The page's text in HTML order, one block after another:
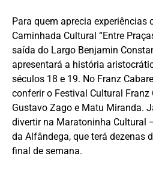
Para quem aprecia experiências
Caminhada Cultural “Entre
saída do Largo Benjamin
apresentará a história
séculos 18 e 19. No Franz
conferir o Festival Cultural Franz
Gustavo Zago e Matu Miranda.
divertir na Maratoninha Cultural
da Alfândega, que terá dezenas
final de semana.